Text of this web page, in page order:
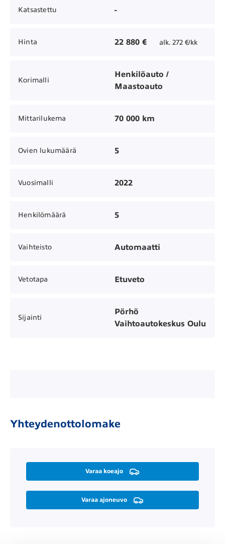
Katsastettu -
Hinta 22 880 € alk. 272 €/kk
Korimalli
Henkilöauto /
Maastoauto
Mittarilukema 70 000 km
Ovien lukumäärä 5
Vuosimalli 2022
Henkilömäärä 5
Vaihteisto Automaatti
Vetotapa Etuveto
Sijainti
Pörhö
Vaihtoautokeskus Oulu
Yhteydenottolomake
Varaa koeajo
Varaa ajoneuvo